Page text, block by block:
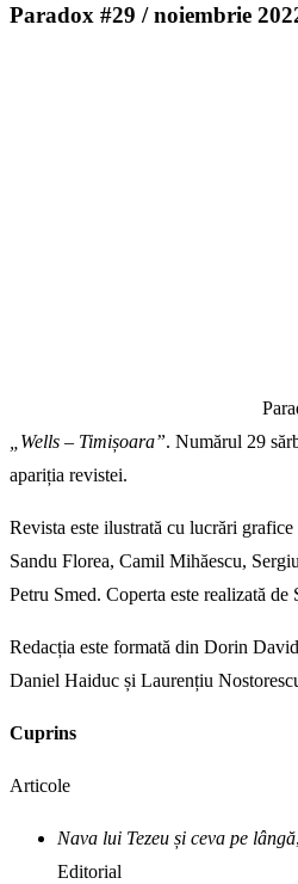
Paradox #29 / noiembrie
„Wells – Timișoara”. Numărul 29
apariția revistei.
Revista este ilustrată cu lucrări
Sandu Florea, Camil Mihăescu,
Petru Smed. Coperta este realizată de
Redacția este formată din Dorin
Daniel Haiduc și Laurențiu
Cuprins
Articole
Nava lui Tezeu și ceva pe lângă
Editorial